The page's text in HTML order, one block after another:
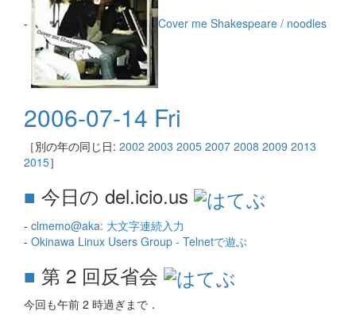
- Cover me Shakespeare / noodles
2006-07-14 Fri
［別の年の同じ日: 2002 2003 2005 2007 2008 2009 2013
2015］
■ 今日の del.icio.us
- clmemo@aka: 大文字連続入力
- Okinawa Linux Users Group - Telnetで遊ぶ
■ 第 2 回反省会
今回も午前 2 時過ぎまで．